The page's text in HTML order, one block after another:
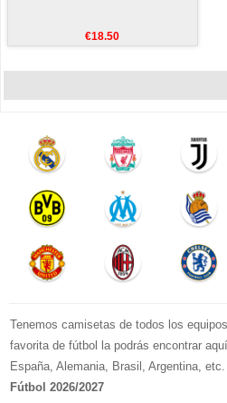
€18.50
Tenemos camisetas de todos los
favorita de fútbol la podrás encontrar
España, Alemania, Brasil, Argentina, etc.
Fútbol 2026/2027